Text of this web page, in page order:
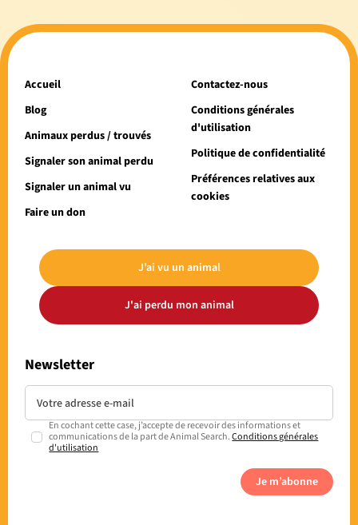
Accueil
Blog
Animaux perdus / trouvés
Signaler son animal perdu
Signaler un animal vu
Faire un don
Contactez-nous
Conditions générales
d'utilisation
Politique de confidentialité
Préférences relatives aux
cookies
J’ai vu un animal
J'ai perdu mon animal
Newsletter
En cochant cette case, j’accepte de recevoir des informations et
communications de la part de Animal Search.Conditions générales
d'utilisation
Je m’abonne